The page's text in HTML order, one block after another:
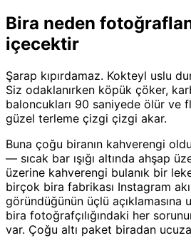
Bira neden
içecektir
Şarap kıpırdamaz. Kokteyl uslu
Siz odaklanırken köpük çöker,
baloncukları 90 saniyede ölür ve
güzel terleme çizgi çizgi akar.
Buna çoğu biranın kahverengi
— sıcak bar ışığı altında ahşap
üzerine kahverengi bulanık bir
birçok bira fabrikası Instagram
göründüğünün üçlü açıklamasına
bira fotoğrafçılığındaki her
var. Çoğu altı paket biradan